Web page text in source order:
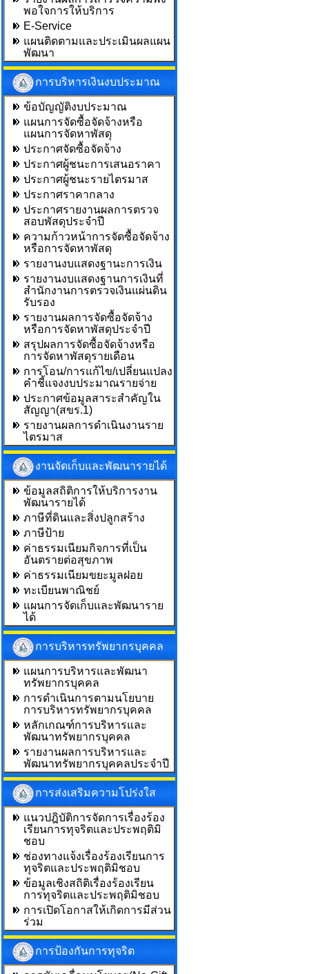
พอใจการให้บริการ
E-Service
แผนติดตามและประเมินผลแผน
พัฒนา
การบริหารเงินงบประมาณ
ข้อบัญญัติงบประมาณ
แผนการจัดซื้อจัดจ้างหรือ
แผนการจัดหาพัสดุ
ประกาศจัดซื้อจัดจ้าง
ประกาศผู้ชนะการเสนอราคา
ประกาศผู้ชนะรายไตรมาส
ประกาศราคากลาง
ประกาศรายงานผลการตรวจ
สอบพัสดุประจำปี
ความก้าวหน้าการจัดซื้อจัดจ้าง
หรือการจัดหาพัสดุ
รายงานงบแสดงฐานะการเงิน
รายงานงบแสดงฐานการเงินที่
สำนักงานการตรวจเงินแผ่นดิน
รับรอง
รายงานผลการจัดซื้อจัดจ้าง
หรือการจัดหาพัสดุประจำปี
สรุปผลการจัดซื้อจัดจ้างหรือ
การจัดหาพัสดุรายเดือน
การโอน/การแก้ไข/เปลี่ยนแปลง
คำชี้แจงงบประมาณรายจ่าย
ประกาศข้อมูลสาระสำคัญใน
สัญญา(สขร.1)
รายงานผลการดำเนินงานราย
ไตรมาส
งานจัดเก็บและพัฒนารายได้
ข้อมูลสถิติการให้บริการงาน
พัฒนารายได้
ภาษีที่ดินและสิ่งปลูกสร้าง
ภาษีป้าย
ค่าธรรมเนียมกิจการที่เป็น
อันตรายต่อสุขภาพ
ค่าธรรมเนียมขยะมูลฝอย
ทะเบียนพาณิชย์
แผนการจัดเก็บและพัฒนาราย
ได้
การบริหารทรัพยากรบุคคล
แผนการบริหารและพัฒนา
ทรัพยากรบุคคล
การดำเนินการตามนโยบาย
การบริหารทรัพยากรบุคคล
หลักเกณฑ์การบริหารและ
พัฒนาทรัพยากรบุคคล
รายงานผลการบริหารและ
พัฒนาทรัพยากรบุคคลประจำปี
การส่งเสริมความโปร่งใส
แนวปฎิบัติการจัดการเรื่องร้อง
เรียนการทุจริตและประพฤติมิ
ชอบ
ช่องทางแจ้งเรื่องร้องเรียนการ
ทุจริตและประพฤติมิชอบ
ข้อมูลเชิงสถิติเรื่องร้องเรียน
การทุจริตและประพฤติมิชอบ
การเปิดโอกาสให้เกิดการมีส่วน
ร่วม
การป้องกันการทุจริต